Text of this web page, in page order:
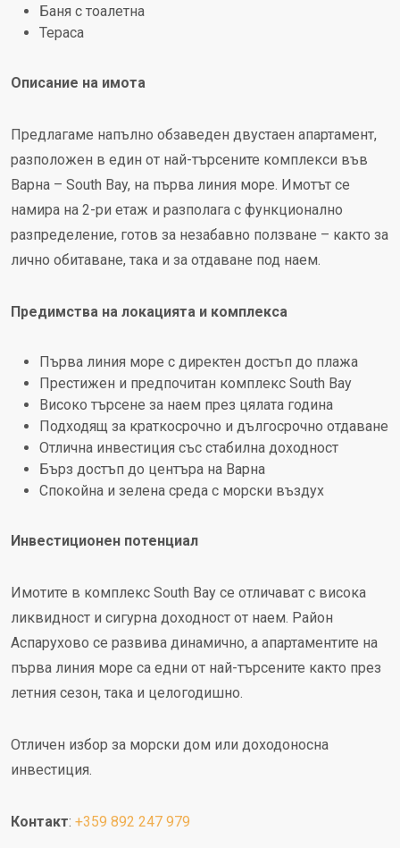
Баня с тоалетна
Тераса
Описание на имота
Предлагаме напълно обзаведен двустаен апартамент,
разположен в един от най-търсените комплекси във
Варна – South Bay, на първа линия море. Имотът се
намира на 2-ри етаж и разполага с функционално
разпределение, готов за незабавно ползване – както за
лично обитаване, така и за отдаване под наем.
Предимства на локацията и комплекса
Първа линия море с директен достъп до плажа
Престижен и предпочитан комплекс South Bay
Високо търсене за наем през цялата година
Подходящ за краткосрочно и дългосрочно отдаване
Отлична инвестиция със стабилна доходност
Бърз достъп до центъра на Варна
Спокойна и зелена среда с морски въздух
Инвестиционен потенциал
Имотите в комплекс South Bay се отличават с висока
ликвидност и сигурна доходност от наем. Район
Аспарухово се развива динамично, а апартаментите на
първа линия море са едни от най-търсените както през
летния сезон, така и целогодишно.
Отличен избор за морски дом или доходоносна
инвестиция.
Контакт: +359 892 247 979